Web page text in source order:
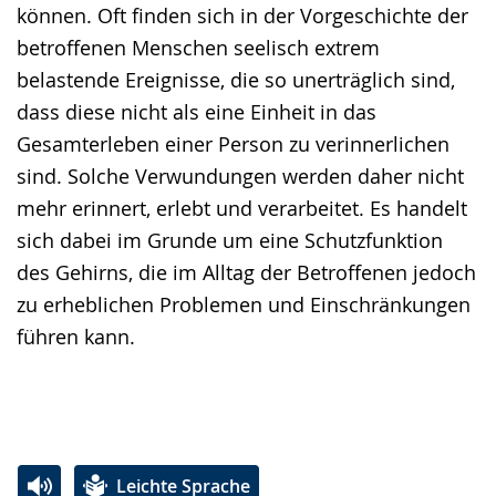
können. Oft finden sich in der Vorgeschichte der
betroffenen Menschen seelisch extrem
belastende Ereignisse, die so unerträglich sind,
dass diese nicht als eine Einheit in das
Gesamterleben einer Person zu verinnerlichen
sind. Solche Verwundungen werden daher nicht
mehr erinnert, erlebt und verarbeitet. Es handelt
sich dabei im Grunde um eine Schutzfunktion
des Gehirns, die im Alltag der Betroffenen jedoch
zu erheblichen Problemen und Einschränkungen
führen kann.
Leichte Sprache